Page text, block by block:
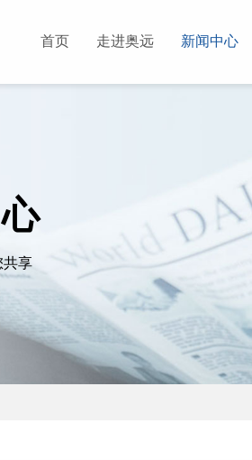
首页 走进奥远 新闻中心
共享